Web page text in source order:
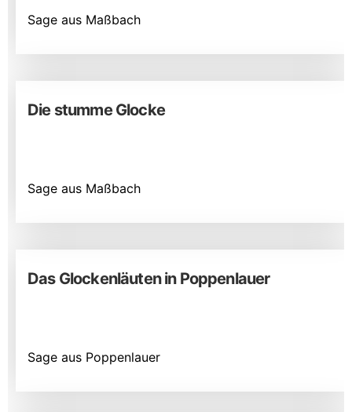
Sage aus Maßbach
Die stumme Glocke
Sage aus Maßbach
Das Glockenläuten in Poppenlauer
Sage aus Poppenlauer